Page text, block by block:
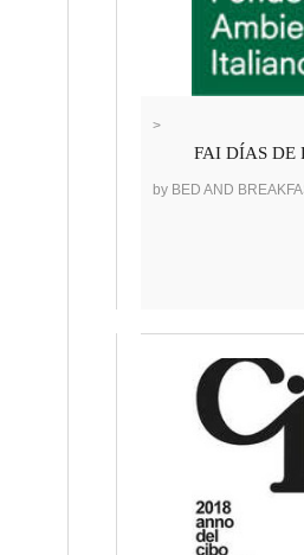
>
FAI DÍAS DE
by BED AND